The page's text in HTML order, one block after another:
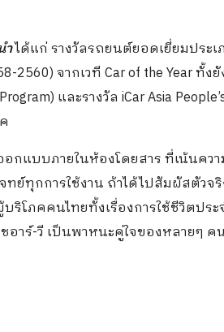
ำได้แก่ รางวัลรถยนต์ยอดเยี่ยมประ
2560) จากเวที Car of the Year
และรางวัล iCar Asia
กแบบภายในห้องโดยสาร ที่เน้นคว
ทุกการใช้งาน ถ้าได้ไปสัมผัสตัวจ
ริโภคคนไทยทั้งเรื่องการใช้ชีวิตปร
าร์-วี เป็นพาหนะคู่ใจของหลายๆ ค